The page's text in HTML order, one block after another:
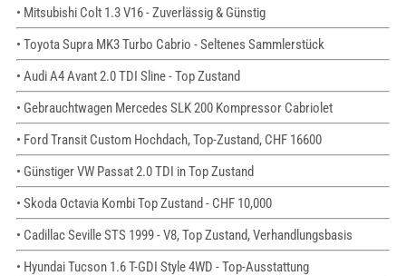
• Mitsubishi Colt 1.3 V16 - Zuverlässig & Günstig
• Toyota Supra MK3 Turbo Cabrio - Seltenes Sammlerstück
• Audi A4 Avant 2.0 TDI Sline - Top Zustand
• Gebrauchtwagen Mercedes SLK 200 Kompressor Cabriolet
• Ford Transit Custom Hochdach, Top-Zustand, CHF 16600
• Günstiger VW Passat 2.0 TDI in Top Zustand
• Skoda Octavia Kombi Top Zustand - CHF 10,000
• Cadillac Seville STS 1999 - V8, Top Zustand, Verhandlungsbasis
• Hyundai Tucson 1.6 T-GDI Style 4WD - Top-Ausstattung